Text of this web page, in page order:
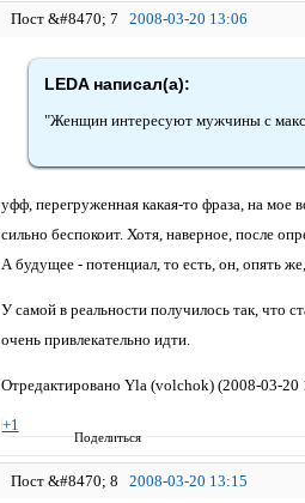
Поделиться
7 2008-03-20 13:06
LEDA написал(а):
"Женщин интересуют мужчины с
уфф, перегруженная какая-то фраза, на мое
сильно беспокоит. Хотя, наверное, после
А будущее - потенциал, то есть, он, опять
У самой в реальности получилось так, что
очень привлекательно идти.
Отредактировано Yla (volchok) (2008-03-20
+1
8 2008-03-20 13:15